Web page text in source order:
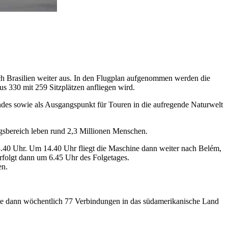
Brasilien weiter aus. In den Flugplan aufgenommen werden die
330 mit 259 Sitzplätzen anfliegen wird.
sowie als Ausgangspunkt für Touren in die aufregende Naturwelt
leben rund 2,3 Millionen Menschen.
Uhr. Um 14.40 Uhr fliegt die Maschine dann weiter nach Belém,
dann um 6.45 Uhr des Folgetages.
wöchentlich 77 Verbindungen in das südamerikanische Land